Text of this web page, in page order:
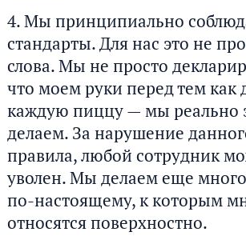
Мы принципиально
стандарты. Для нас это не
слова. Мы не просто
что моем руки перед тем как
каждую пиццу — мы реально
делаем. За нарушение
правила, любой сотрудник
уволен. Мы делаем еще
по-настоящему, к которым
относятся поверхностно.